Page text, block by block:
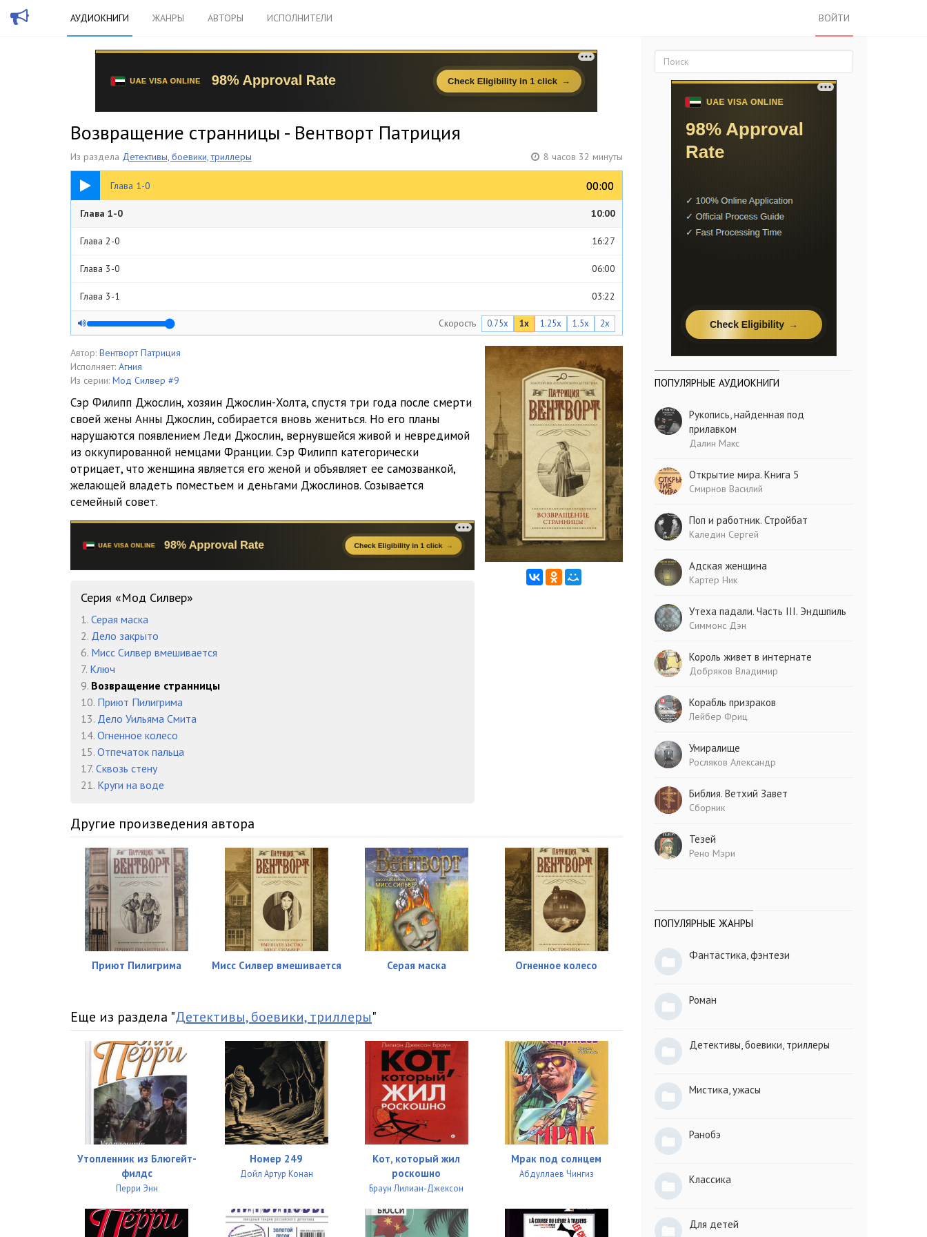
АУДИОКНИГИ ЖАНРЫ АВТОРЫ ИСПОЛНИТЕЛИ ВОЙТИ
Возвращение странницы - Вентворт Патриция
Из раздела Детективы, боевики, триллеры 8 часов 32 минуты
Глава 1-0 00:00
00:00
10:00
Глава 1-0 10:00
Глава 2-0 16:27
Глава 3-0 06:00
Глава 3-1 03:22
Глава 4-0 06:13
Глава 5-0 10:45
Глава 5-1 03:27
Глава 6-0 14:08
Глава 6-1 01:06
Глава 7-0
Глава 7-1 03:43
11:42
Глава 9-0 10:57
Глава 10-0
Глава 11-0
Глава 11-1
Глава 11-2
Глава 12-0
Глава 13-0
Глава 14-0
Глава 14-1
Глава 15-0
Глава 16-0
Глава 16-1 12:34
Глава 17-0 08:27
Глава 18-0 05:37
Глава 19-0 10:27
Глава 19-1
Глава 20-0
Глава 21-0 08:37
Глава 21-1 06:23
Глава 22-0 10:40
Глава 22-1 07:01
Глава 23-0
Глава 24-0 13:35
Глава 25-0 30:26
Скорость 0.75x 1x 1.25x 1.5x 2x
Автор: Вентворт Патриция
Исполняет: Агния
Из серии: Мод Силвер #9
Сэр Филипп Джослин, хозяин Джослин-Холта, спустя три года после смерти
своей жены Анны Джослин, собирается вновь жениться. Но его планы
нарушаются появлением Леди Джослин, вернувшейся живой и невредимой
из оккупированной немцами Франции. Сэр Филипп категорически
отрицает, что женщина является его женой и объявляет ее самозванкой,
желающей владеть поместьем и деньгами Джослинов. Созывается
семейный совет.
Серия «Мод Силвер»
1. Серая маска
2. Дело закрыто
6. Мисс Силвер вмешивается
7. Ключ
9. Возвращение странницы
10. Приют Пилигрима
13. Дело Уильяма Смита
14. Огненное колесо
15. Отпечаток пальца
17. Сквозь стену
21. Круги на воде
Другие произведения автора
Приют Пилигрима Мисс Силвер вмешивается Серая маска Огненное колесо
Еще из раздела "Детективы, боевики, триллеры"
Утопленник из Блюгейт-
филдс
Перри Энн
Номер 249
Дойл Артур Конан
Кот, который жил
роскошно
Браун Лилиан-Джексон
Мрак под солнцем
Абдуллаев Чингиз
ПОПУЛЯРНЫЕ АУДИОКНИГИ
Рукопись, найденная под
прилавком
Далин Макс
Открытие мира. Книга 5
Смирнов Василий
Поп и работник. Стройбат
Каледин Сергей
Адская женщина
Картер Ник
Утеха падали. Часть III. Эндшпиль
Симмонс Дэн
Король живет в интернате
Добряков Владимир
Корабль призраков
Лейбер Фриц
Умиралище
Росляков Александр
Библия. Ветхий Завет
Сборник
Тезей
Рено Мэри
ПОПУЛЯРНЫЕ ЖАНРЫ
Фантастика, фэнтези
Роман
Детективы, боевики, триллеры
Мистика, ужасы
Ранобэ
Классика
Для детей